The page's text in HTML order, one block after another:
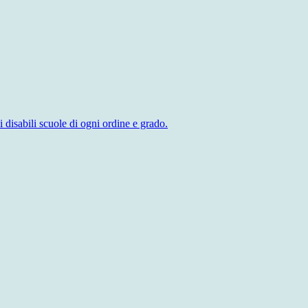
scuole di ogni ordine e grado.